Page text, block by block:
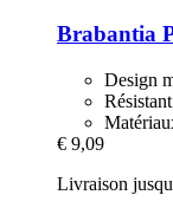
Brabantia
Design
€ 9,09
Livraison